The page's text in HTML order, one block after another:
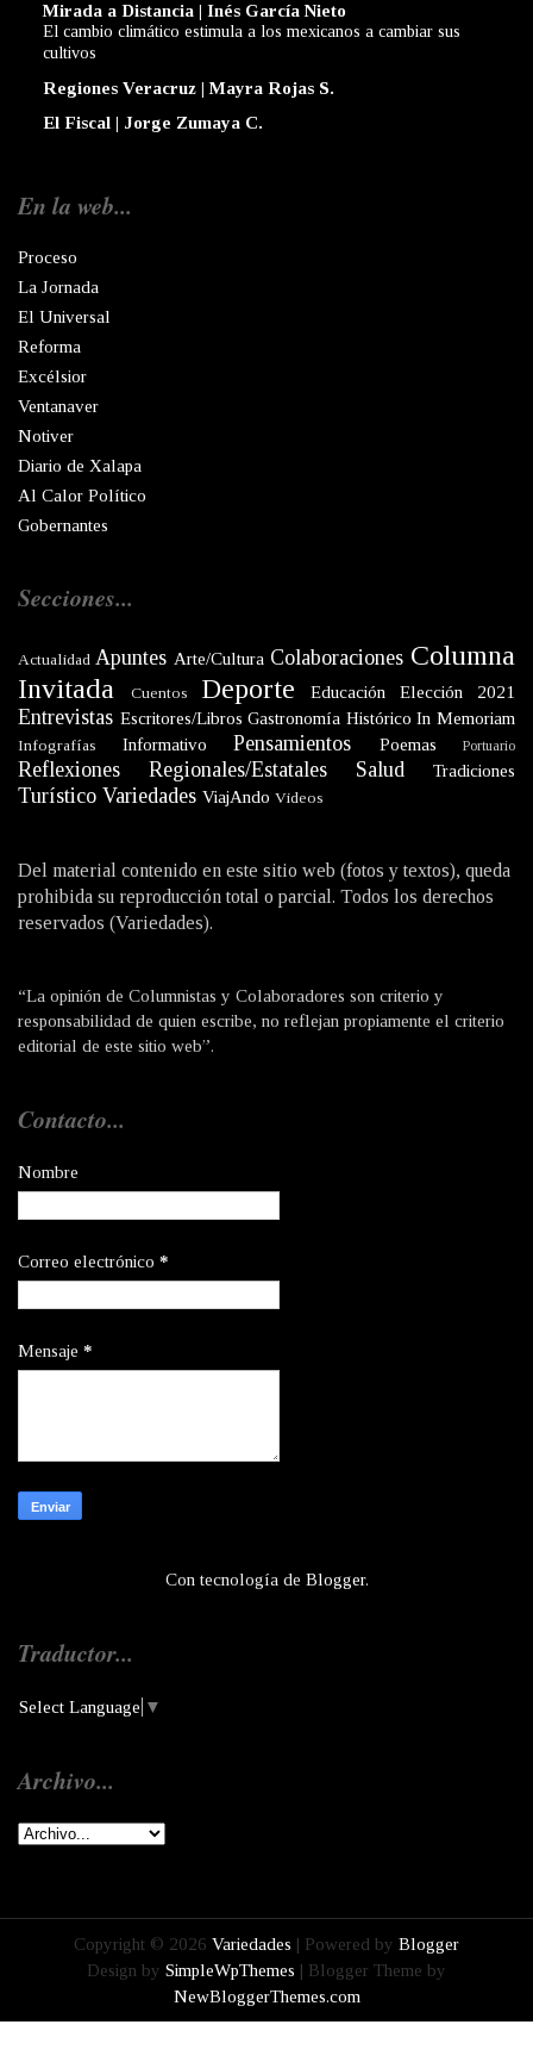
Mirada a Distancia | Inés García Nieto
El cambio climático estimula a los mexicanos a cambiar sus
cultivos
Regiones Veracruz | Mayra Rojas S.
El Fiscal | Jorge Zumaya C.
En la web...
Proceso
La Jornada
El Universal
Reforma
Excélsior
Ventanaver
Notiver
Diario de Xalapa
Al Calor Político
Gobernantes
Secciones...
Actualidad Apuntes Arte/Cultura Colaboraciones Columna
Invitada
Cuentos Deporte Educación Elección 2021
Entrevistas Escritores/Libros Gastronomía Histórico In Memoriam
Infografías Informativo Pensamientos Poemas Portuario
Reflexiones Regionales/Estatales Salud Tradiciones
Turístico Variedades ViajAndo Videos
Del material contenido en este sitio web (fotos y textos), queda
prohibida su reproducción total o parcial. Todos los derechos
reservados (Variedades).
“La opinión de Columnistas y Colaboradores son criterio y
responsabilidad de quien escribe, no reflejan propiamente el criterio
editorial de este sitio web”.
Contacto...
Nombre
Correo electrónico *
Mensaje *
Con tecnología de Blogger.
Traductor...
Select Language ▼
Archivo...
Copyright © 2026 Variedades | Powered by Blogger
Design by SimpleWpThemes | Blogger Theme by
NewBloggerThemes.com